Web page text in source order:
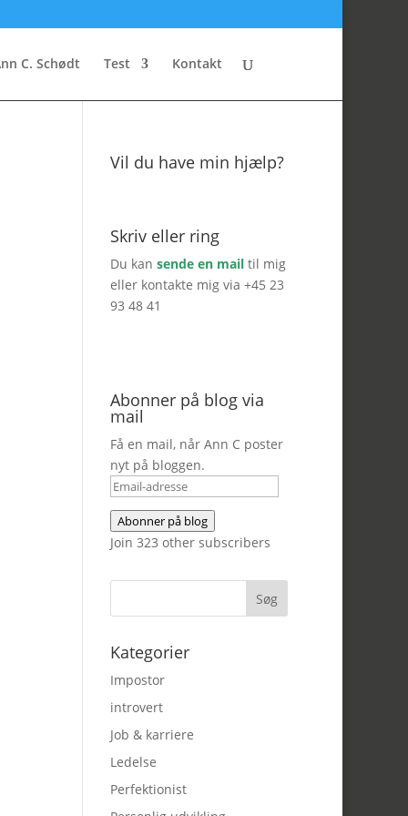
C. Schødt Test Kontakt
Vil du have min hjælp?
Skriv eller ring
Du kan sende en mail til mig
eller kontakte mig via +45 23
93 48 41
Abonner på blog via
mail
Få en mail, når Ann C poster
nyt på bloggen.
Email-
adresse
Abonner på blog
Join 323 other subscribers
Kategorier
Impostor
introvert
Job & karriere
Ledelse
Perfektionist